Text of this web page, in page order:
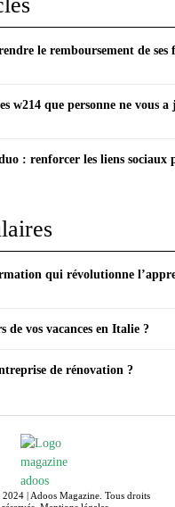
le remboursement de ses
w214 que personne ne vous a
: renforcer les liens sociaux
qui révolutionne
de vos vacances en Italie ?
de rénovation ?
| Adoos Magazine. Tous droits